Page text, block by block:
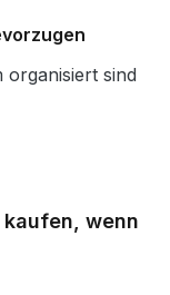
sind
kaufen, wenn